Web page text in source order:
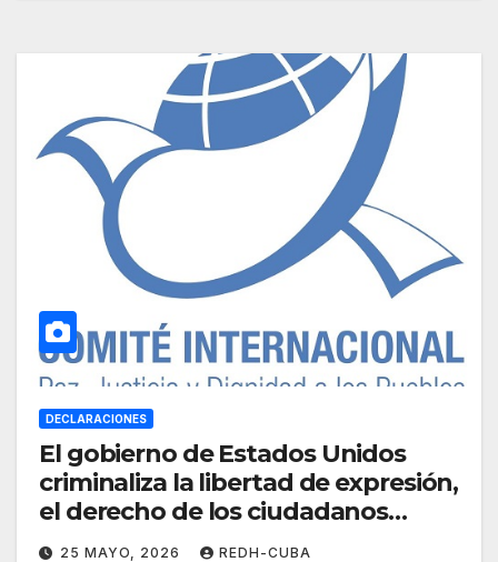
DECLARACIONES
El gobierno de Estados Unidos
criminaliza la libertad de expresión,
el derecho de los ciudadanos
estadounidenses a viajar
25 MAYO, 2026 REDH-CUBA